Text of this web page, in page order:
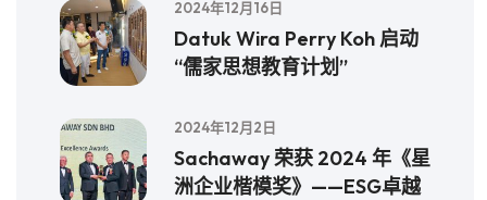
2024年12月16日
Datuk Wira Perry Koh 启动
“儒家思想教育计划”
2024年12月2日
Sachaway 荣获 2024 年《星
洲企业楷模奖》——ESG卓越